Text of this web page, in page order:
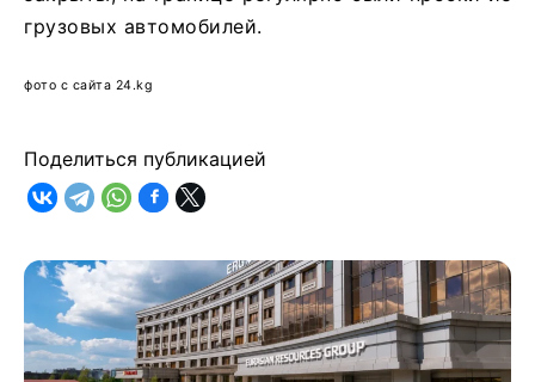
грузовых автомобилей.
фото с сайта 24.kg
Поделиться публикацией